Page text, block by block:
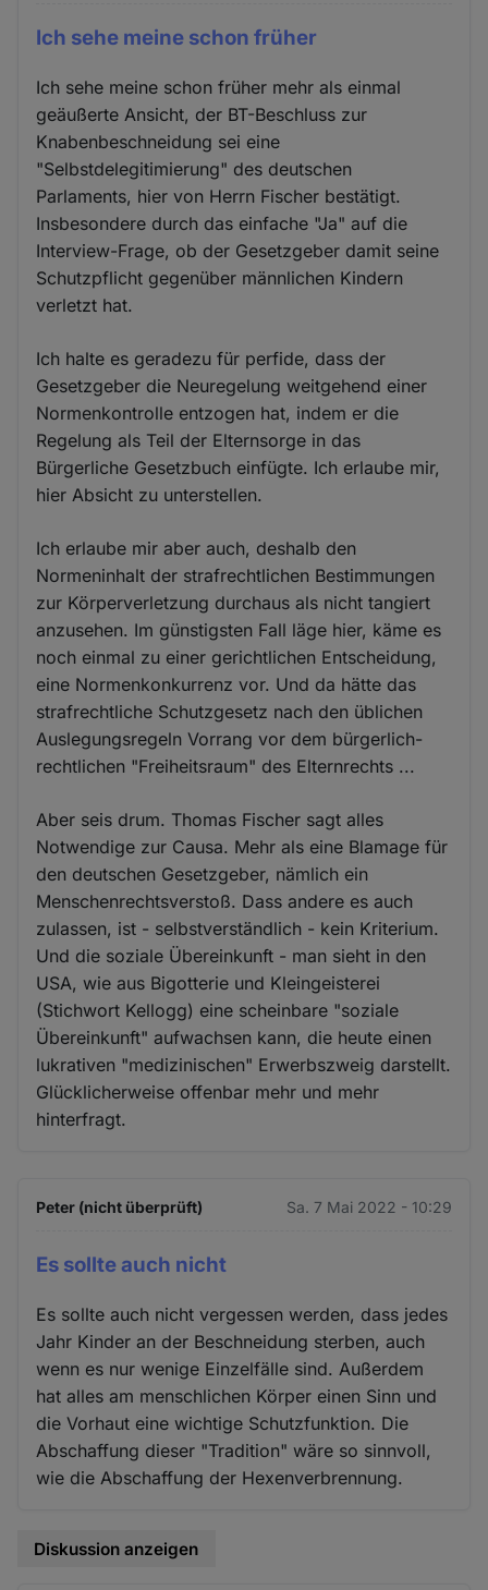
Ich sehe meine schon früher
Ich sehe meine schon früher mehr als einmal
geäußerte Ansicht, der BT-Beschluss zur
Knabenbeschneidung sei eine
"Selbstdelegitimierung" des deutschen
Parlaments, hier von Herrn Fischer bestätigt.
Insbesondere durch das einfache "Ja" auf die
Interview-Frage, ob der Gesetzgeber damit seine
Schutzpflicht gegenüber männlichen Kindern
verletzt hat.
Ich halte es geradezu für perfide, dass der
Gesetzgeber die Neuregelung weitgehend einer
Normenkontrolle entzogen hat, indem er die
Regelung als Teil der Elternsorge in das
Bürgerliche Gesetzbuch einfügte. Ich erlaube mir,
hier Absicht zu unterstellen.
Ich erlaube mir aber auch, deshalb den
Normeninhalt der strafrechtlichen Bestimmungen
zur Körperverletzung durchaus als nicht tangiert
anzusehen. Im günstigsten Fall läge hier, käme es
noch einmal zu einer gerichtlichen Entscheidung,
eine Normenkonkurrenz vor. Und da hätte das
strafrechtliche Schutzgesetz nach den üblichen
Auslegungsregeln Vorrang vor dem bürgerlich-
rechtlichen "Freiheitsraum" des Elternrechts ...
Aber seis drum. Thomas Fischer sagt alles
Notwendige zur Causa. Mehr als eine Blamage für
den deutschen Gesetzgeber, nämlich ein
Menschenrechtsverstoß. Dass andere es auch
zulassen, ist - selbstverständlich - kein Kriterium.
Und die soziale Übereinkunft - man sieht in den
USA, wie aus Bigotterie und Kleingeisterei
(Stichwort Kellogg) eine scheinbare "soziale
Übereinkunft" aufwachsen kann, die heute einen
lukrativen "medizinischen" Erwerbszweig darstellt.
Glücklicherweise offenbar mehr und mehr
hinterfragt.
Peter (nicht überprüft) Sa. 7 Mai 2022 - 10:29
Es sollte auch nicht
Es sollte auch nicht vergessen werden, dass jedes
Jahr Kinder an der Beschneidung sterben, auch
wenn es nur wenige Einzelfälle sind. Außerdem
hat alles am menschlichen Körper einen Sinn und
die Vorhaut eine wichtige Schutzfunktion. Die
Abschaffung dieser "Tradition" wäre so sinnvoll,
wie die Abschaffung der Hexenverbrennung.
Diskussion anzeigen